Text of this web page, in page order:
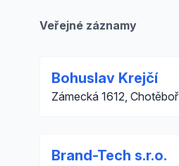
Veřejné záznamy
Bohuslav Krejčí
Zámecká 1612, Chotěboř
Brand-Tech s.r.o.